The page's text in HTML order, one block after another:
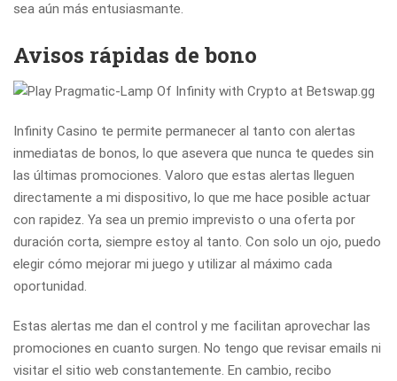
sea aún más entusiasmante.
Avisos rápidas de bono
Infinity Casino te permite permanecer al tanto con alertas
inmediatas de bonos, lo que asevera que nunca te quedes sin
las últimas promociones. Valoro que estas alertas lleguen
directamente a mi dispositivo, lo que me hace posible actuar
con rapidez. Ya sea un premio imprevisto o una oferta por
duración corta, siempre estoy al tanto. Con solo un ojo, puedo
elegir cómo mejorar mi juego y utilizar al máximo cada
oportunidad.
Estas alertas me dan el control y me facilitan aprovechar las
promociones en cuanto surgen. No tengo que revisar emails ni
visitar el sitio web constantemente. En cambio, recibo